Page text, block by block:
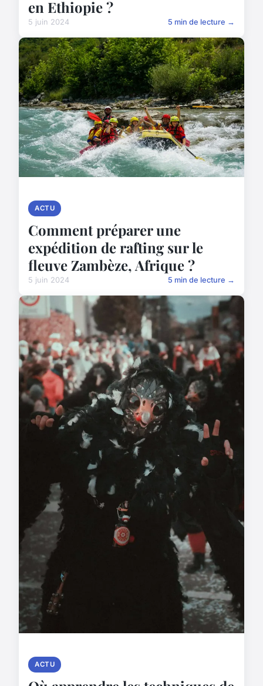
en Ethiopie ?
5 juin 2024 5 min de lecture →
ACTU
Comment préparer une
expédition de rafting sur le
fleuve Zambèze, Afrique ?
5 juin 2024 5 min de lecture →
ACTU